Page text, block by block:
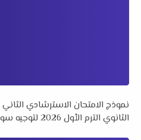
نموذج الامتحان الاسترشادي
الثانوي الترم الأول 2026 لتوجيه سوهاج